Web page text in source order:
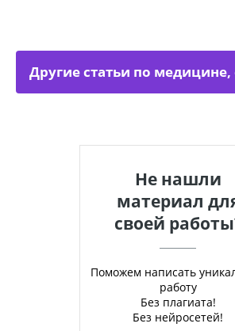
Другие статьи по
Не нашли
материал
своей
Поможем написать
работу
Без плагиата!
Без нейросетей!